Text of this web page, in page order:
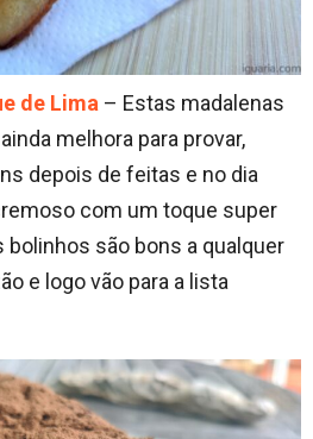
de Lima – Estas madalenas
melhora para provar,
depois de feitas e no dia
com um toque super
bolinhos são bons a qualquer
e logo vão para a lista